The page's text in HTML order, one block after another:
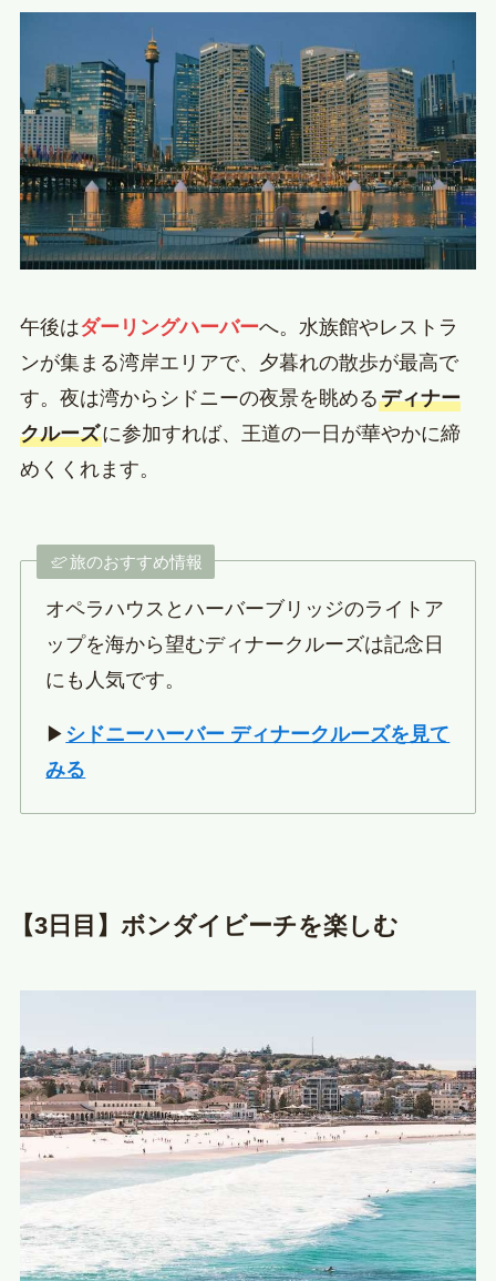
午後はダーリングハーバーへ。水族館やレストラ
ンが集まる湾岸エリアで、夕暮れの散歩が最高で
す。夜は湾からシドニーの夜景を眺めるディナー
クルーズに参加すれば、王道の一日が華やかに締
めくくれます。
旅のおすすめ情報
オペラハウスとハーバーブリッジのライトア
ップを海から望むディナークルーズは記念日
にも人気です。
▶ シドニーハーバー ディナークルーズを見て
みる
【3日目】ボンダイビーチを楽しむ